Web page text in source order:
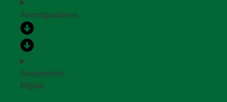
Amortiguadores
Suspensión
Rigida